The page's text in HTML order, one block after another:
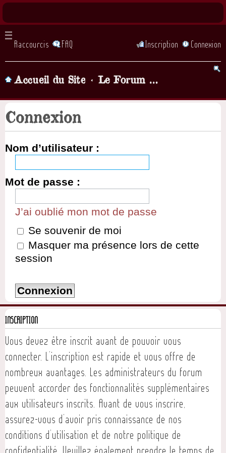
Raccourcis FAQ Connexion
Inscription
Accueil du Site Le Forum de la chorale, Parlons chansons! (lorsque vous demandez à être inscrit il faut attendre... quelques heures, qu'un admin valide votre inscription)
Connexion
Nom d’utilisateur :
Mot de passe :
J’ai oublié mon mot de passe
Se souvenir de moi
Masquer ma présence lors de cette
session
INSCRIPTION
Vous devez être inscrit avant de pouvoir vous
connecter. L’inscription est rapide et vous offre de
nombreux avantages. Les administrateurs du forum
peuvent accorder des fonctionnalités supplémentaires
aux utilisateurs inscrits. Avant de vous inscrire,
assurez-vous d’avoir pris connaissance de nos
conditions d’utilisation et de notre politique de